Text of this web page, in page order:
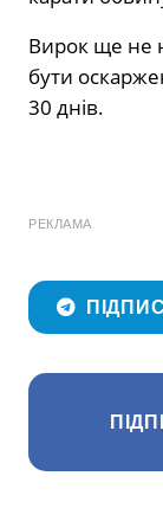
Вирок ще не
бути
30 днів.
РЕКЛАМА